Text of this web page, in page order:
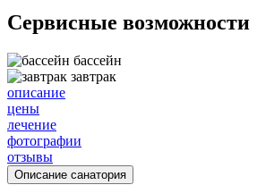
Сервисные возможности
бассейн
завтрак
описание
цены
лечение
фотографии
отзывы
Описание санатория